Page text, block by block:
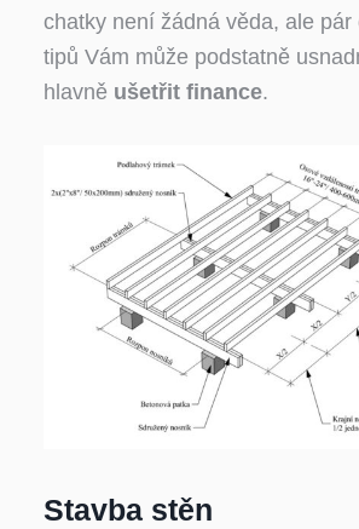
chatky není žádná věda, ale pár
tipů Vám může podstatně
hlavně ušetřit finance.
Stavba stěn